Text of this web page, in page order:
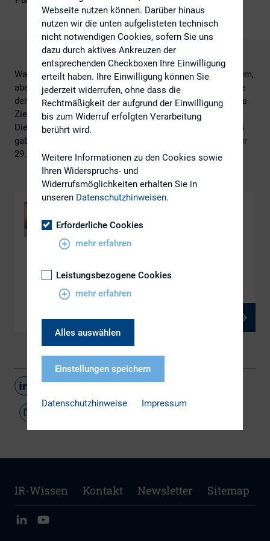
Was ist eigentlich Investor Relations? Warum ist (vor allem,
aber nicht nur) für börsennotierte Unternehmen die Pflege
der Investorenbeziehungen wichtig? Was sind wesentliche
Ziele der IR-Tätigkeit, was die wesentlichen Instrumente?
Diese Einführung in die Grundlagen der Investor Relations
gab Prof. Dr. Olaf Streuer am 29. Juni 2025 im Rahmen der
29. DIRK-Konferenz.
1.1 Grundlagen Investor Relations
Teilen
IR-Wissen Kontakt Newsletter Sitemap
Webseite nutzen können. Darüber hinaus
nutzen wir die unten aufgelisteten technisch
nicht notwendigen Cookies, sofern Sie uns
dazu durch aktives Ankreuzen der
entsprechenden Checkboxen Ihre Einwilligung
erteilt haben. Ihre Einwilligung können Sie
jederzeit widerrufen, ohne dass die
Rechtmäßigkeit der aufgrund der Einwilligung
bis zum Widerruf erfolgten Verarbeitung
berührt wird.
Weitere Informationen zu den Cookies sowie
Ihren Widerspruchs- und
Widerrufsmöglichkeiten erhalten Sie in
unseren Datenschutzhinweisen.
Erforderliche Cookies
mehr erfahren
Leistungsbezogene Cookies
mehr erfahren
Alles auswählen
Einstellungen speichern
Datenschutzhinweise Impressum